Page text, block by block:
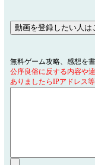
無料ゲーム攻略、感想を
公序良俗に反する内容や
ありましたらIPアドレス